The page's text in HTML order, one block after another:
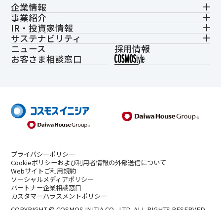
企業情報
事業紹介
IR・投資家情報
サステナビリティ
ニュース
採用情報
お客さま相談窓口
プライバシーポリシー
Cookieポリシーおよび利用者情報の外部送信について
Webサイトご利用規約
ソーシャルメディアポリシー
パートナー企業相談窓口
カスタマーハラスメントポリシー